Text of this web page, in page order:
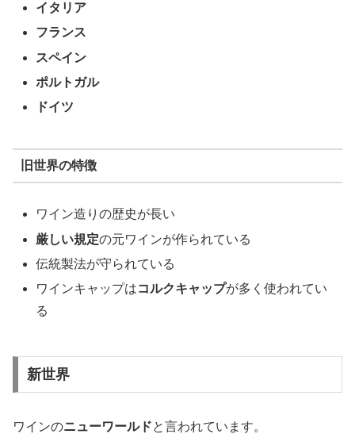
イタリア
フランス
スペイン
ポルトガル
ドイツ
旧世界の特徴
ワイン造りの歴史が長い
厳しい規定の元ワインが作られている
伝統製法が守られている
ワインキャップはコルクキャップが多く使われてい
る
新世界
ワインのニューワールドと言われています。